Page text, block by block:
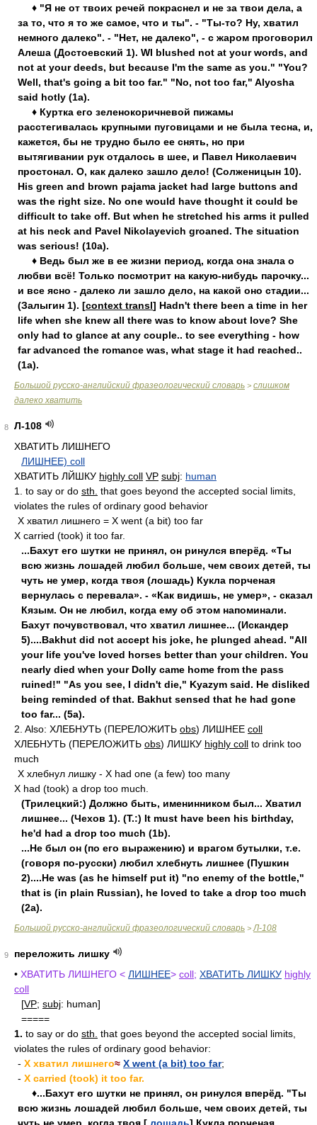
♦ "Я не от твоих речей покраснел и не за твои дела, а
за то, что я то же самое, что и ты". - "Ты-то? Ну, хватил
немного далеко". - "Нет, не далеко", - с жаром проговорил
Алеша (Достоевский 1). WI blushed not at your words, and
not at your deeds, but because I'm the same as you." "You?
Well, that's going a bit too far." "No, not too far," Alyosha
said hotly (1a).
♦ Куртка его зеленокоричневой пижамы
расстегивалась крупными пуговицами и не была тесна, и,
кажется, бы не трудно было ее снять, но при
вытягивании рук отдалось в шее, и Павел Николаевич
простонал. О, как далеко зашло дело! (Солженицын 10).
His green and brown pajama jacket had large buttons and
was the right size. No one would have thought it could be
difficult to take off. But when he stretched his arms it pulled
at his neck and Pavel Nikolayevich groaned. The situation
was serious! (10a).
♦ Ведь был же в ее жизни период, когда она знала о
любви всё! Только посмотрит на какую-нибудь парочку...
и все ясно - далеко ли зашло дело, на какой оно стадии...
(Залыгин 1). [context transl] Hadn't there been a time in her
life when she knew all there was to know about love? She
only had to glance at any couple.. to see everything - how
far advanced the romance was, what stage it had reached..
(1a).
Большой русско-английский фразеологический словарь > слишком
далеко хватить
8
Л-108
ХВАТИТЬ ЛИШНЕГО
ЛИШНЕЕ) coll
ХВАТИТЬ ЛЙШКУ highly coll VP subj: human
1. to say or do sth. that goes beyond the accepted social limits,
violates the rules of ordinary good behavior
X хватил лишнего = X went (a bit) too far
X carried (took) it too far.
...Бахут его шутки не принял, он ринулся вперёд. «Ты
всю жизнь лошадей любил больше, чем своих детей, ты
чуть не умер, когда твоя (лошадь) Кукла порченая
вернулась с перевала». - «Как видишь, не умер», - сказал
Кязым. Он не любил, когда ему об этом напоминали.
Бахут почувствовал, что хватил лишнее... (Искандер
5)....Bakhut did not accept his joke, he plunged ahead. "All
your life you've loved horses better than your children. You
nearly died when your Dolly came home from the pass
ruined!" "As you see, I didn't die," Kyazym said. He disliked
being reminded of that. Bakhut sensed that he had gone
too far... (5a).
2. Also: ХЛЕБНУТЬ (ПЕРЕЛОЖИТЬ obs) ЛИШНЕЕ coll
ХЛЕБНУТЬ (ПЕРЕЛОЖИТЬ obs) ЛИШКУ highly coll to drink too
much
X хлебнул лишку - X had one (a few) too many
X had (took) a drop too much.
(Трилецкий:) Должно быть, именинником был... Хватил
лишнее... (Чехов 1). (Т.:) It must have been his birthday,
he'd had a drop too much (1b).
...He был он (по его выражению) и врагом бутылки, т.е.
(говоря по-русски) любил хлебнуть лишнее (Пушкин
2)....Не was (as he himself put it) "no enemy of the bottle,"
that is (in plain Russian), he loved to take a drop too much
(2a).
Большой русско-английский фразеологический словарь > Л-108
9
переложить лишку
• ХВАТИТЬ ЛИШНЕГО < ЛИШНЕЕ> coll; ХВАТИТЬ ЛИШКУ highly
coll
[VP; subj: human]
=====
1. to say or do sth. that goes beyond the accepted social limits,
violates the rules of ordinary good behavior:
- X хватил лишнего≈ X went (a bit) too far;
- X carried (took) it too far.
♦...Бахут его шутки не принял, он ринулся вперёд. "Ты
всю жизнь лошадей любил больше, чем своих детей, ты